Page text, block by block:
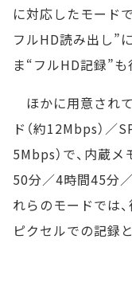
に対応したモード
フルHD読み出し”
ま“フルHD記録”も
ほかに用意され
ド（約12Mbps）／
5Mbps）で、内蔵
50分／4時間45分
れらのモードでは
ピクセルでの記録